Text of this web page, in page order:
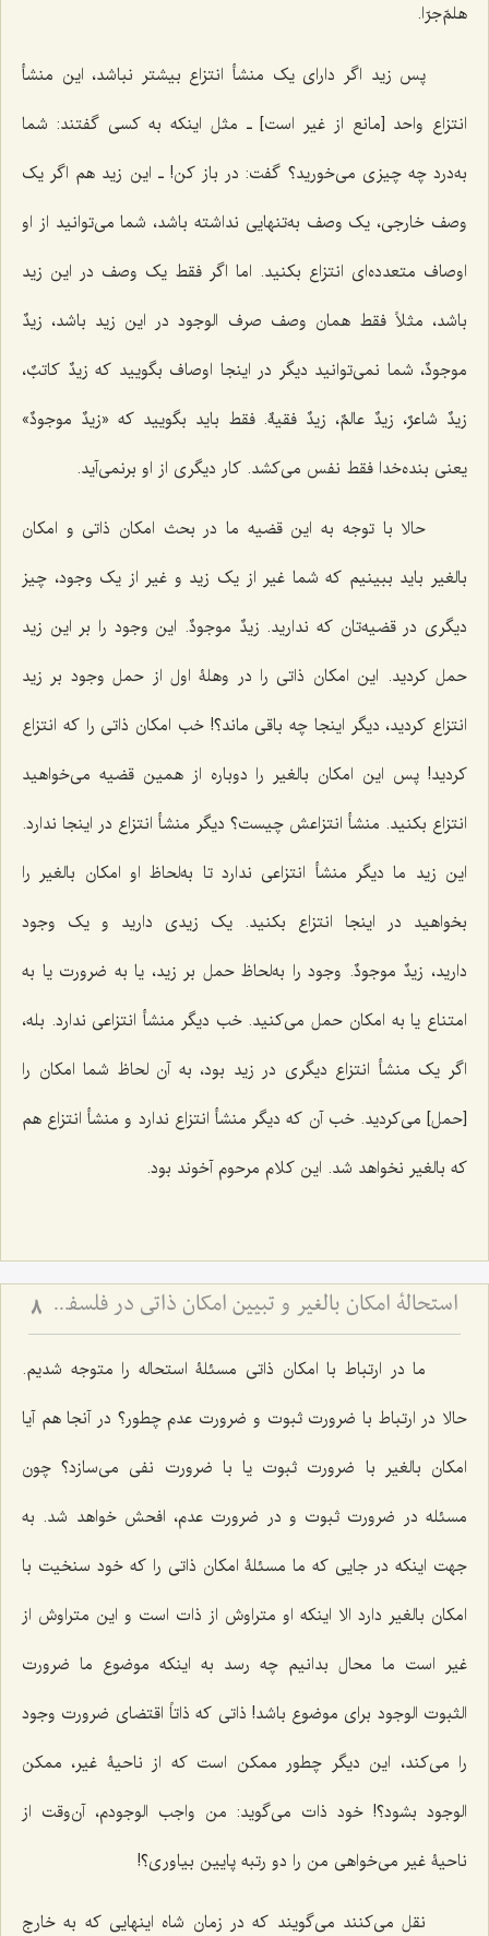
هلمّ‌جرّا.
پس زید اگر دارای یک منشأ انتزاع بیشتر نباشد، این منشأ
انتزاع واحد [مانع از غیر است] ـ مثل اینکه به کسی گفتند: شما
به‌درد چه چیزی می‌خورید؟ گفت: در باز کن! ـ این زید هم اگر یک
وصف خارجی، یک وصف به‌تنهایی نداشته باشد، شما می‌توانید از او
اوصاف متعدده‌ای انتزاع بکنید. اما اگر فقط یک وصف در این زید
باشد، مثلاً فقط همان وصف صرف الوجود در این زید باشد، زیدٌ
موجودٌ، شما نمی‌توانید دیگر در اینجا اوصاف بگویید که زیدٌ کاتبٌ،
زیدٌ شاعرٌ، زیدٌ عالمٌ، زیدٌ فقیهٌ. فقط باید بگویید که «زیدٌ موجودٌ»
یعنی بنده‌خدا فقط نفس می‌کشد. کار دیگری از او برنمی‌آید.
حالا با توجه به این قضیه ما در بحث امکان ذاتی و امکان
بالغیر باید ببینیم که شما غیر از یک زید و غیر از یک وجود، چیز
دیگری در قضیه‌تان که ندارید. زیدٌ موجودٌ. این وجود را بر این زید
حمل کردید. این امکان ذاتی را در وهلۀ اول از حمل وجود بر زید
انتزاع کردید، دیگر اینجا چه باقی ماند؟! خب امکان ذاتی را که انتزاع
کردید! پس این امکان بالغیر را دوباره از همین قضیه می‌خواهید
انتزاع بکنید. منشأ انتزاعش چیست؟ دیگر منشأ انتزاع در اینجا ندارد.
این زید ما دیگر منشأ انتزاعی ندارد تا به‌لحاظ او امکان بالغیر را
بخواهید در اینجا انتزاع بکنید. یک زیدی دارید و یک وجود
دارید، زیدٌ موجودٌ. وجود را به‌لحاظ حمل بر زید، یا به ضرورت یا به
امتناع یا به امکان حمل می‌کنید. خب دیگر منشأ انتزاعی ندارد. بله،
اگر یک منشأ انتزاع دیگری در زید بود، به آن لحاظ شما امکان را
[حمل] می‌کردید. خب آن که دیگر منشأ انتزاع ندارد و منشأ انتزاع هم
که بالغیر نخواهد شد. این کلام مرحوم آخوند بود.
استحالۀ امکان بالغیر و تبیین امکان ذاتی در فلسفه اسلامی - بررسی نسبت امکان، وجوب و امتناع از دیدگاه آخوند 8
ما در ارتباط با امکان ذاتی مسئلۀ استحاله را متوجه شدیم.
حالا در ارتباط با ضرورت ثبوت و ضرورت عدم چطور؟ در آنجا هم آیا
امکان بالغیر با ضرورت ثبوت یا با ضرورت نفی می‌سازد؟ چون
مسئله در ضرورت ثبوت و در ضرورت عدم، افحش خواهد شد. به
جهت اینکه در جایی که ما مسئلۀ امکان ذاتی را که خود سنخیت با
امکان بالغیر دارد الا اینکه او متراوش از ذات است و این متراوش از
غیر است ما محال بدانیم چه رسد به اینکه موضوع ما ضرورت
الثبوت الوجود برای موضوع باشد! ذاتی که ذاتاً اقتضای ضرورت وجود
را می‌کند، این دیگر چطور ممکن است که از ناحیۀ غیر، ممکن
الوجود بشود؟! خود ذات می‌گوید: من واجب الوجودم، آن‌وقت از
ناحیۀ غیر می‌خواهی من را دو رتبه پایین بیاوری؟!
نقل می‌کنند می‌گویند که در زمان شاه اینهایی که به خارج